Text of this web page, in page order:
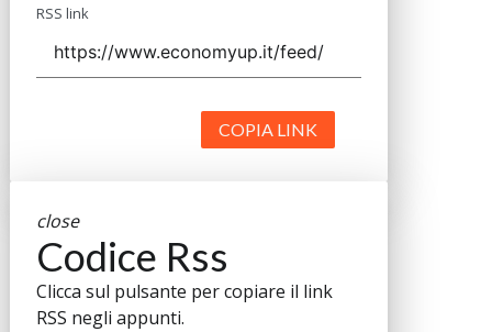
RSS link
COPIA LINK
close
Codice Rss
Clicca sul pulsante per copiare il link
RSS negli appunti.